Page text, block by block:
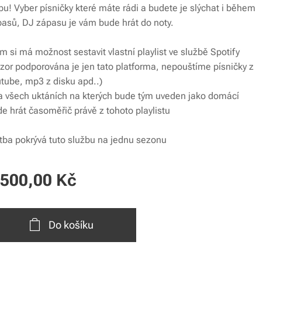
Vyber písničky které máte rádi a budete je slýchat i během
DJ zápasu je vám bude hrát do noty.
si má možnost sestavit vlastní playlist ve službě Spotify
podporována je jen tato platforma, nepouštíme písničky z
mp3 z disku apd..)
všech uktáních na kterých bude tým uveden jako domácí
hrát časoměřič právě z tohoto playlistu
pokrývá tuto službu na jednu sezonu
Kč
Do košíku